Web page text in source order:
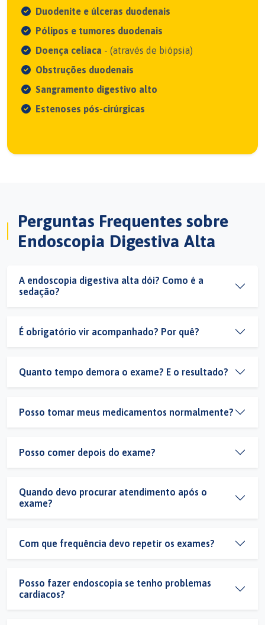
Duodenite e úlceras duodenais
Pólipos e tumores duodenais
Doença celíaca - (através de biópsia)
Obstruções duodenais
Sangramento digestivo alto
Estenoses pós-cirúrgicas
Perguntas Frequentes sobre
Endoscopia Digestiva Alta
A endoscopia digestiva alta dói? Como é a
sedação?
É obrigatório vir acompanhado? Por quê?
Quanto tempo demora o exame? E o resultado?
Posso tomar meus medicamentos normalmente?
Posso comer depois do exame?
Quando devo procurar atendimento após o
exame?
Com que frequência devo repetir os exames?
Posso fazer endoscopia se tenho problemas
cardíacos?